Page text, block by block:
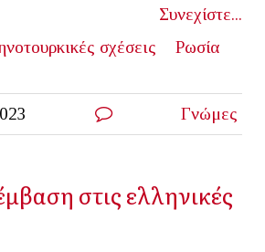
Συνεχίστε...
σχέσεις
Ρωσία
Γνώμες
στις ελληνικές